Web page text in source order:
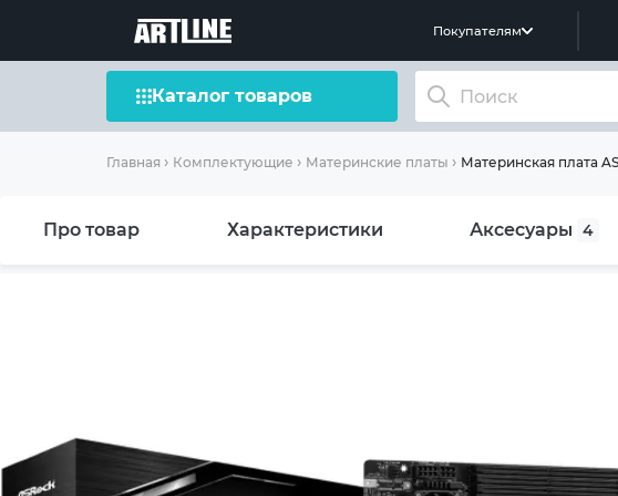
Покупателям
Каталог товаров
Главная Комплектующие Материнские платы Материнская плата
Про товар Характеристики Аксесуары 4